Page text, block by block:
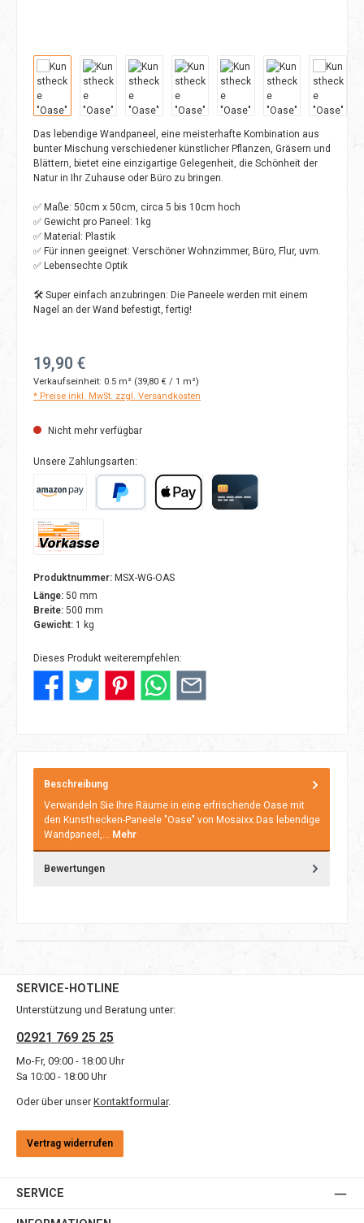
Das lebendige Wandpaneel, eine meisterhafte Kombination aus
bunter Mischung verschiedener künstlicher Pflanzen, Gräsern und
Blättern, bietet eine einzigartige Gelegenheit, die Schönheit der
Natur in Ihr Zuhause oder Büro zu bringen.
✅ Maße: 50cm x 50cm, circa 5 bis 10cm hoch
✅ Gewicht pro Paneel: 1kg
✅ Material: Plastik
✅ Für innen geeignet: Verschöner Wohnzimmer, Büro, Flur, uvm.
✅ Lebensechte Optik
🛠️ Super einfach anzubringen: Die Paneele werden mit einem
Nagel an der Wand befestigt, fertig!
Regulärer Preis:
19,90 €
Verkaufseinheit: 0.5 m² (39,80 € / 1 m²)
* Preise inkl. MwSt. zzgl. Versandkosten
Nicht mehr verfügbar
Unsere Zahlungsarten:
Produktnummer: MSX-WG-OAS
Länge: 50 mm
Breite: 500 mm
Gewicht: 1 kg
Dieses Produkt weiterempfehlen:
Beschreibung
Verwandeln Sie Ihre Räume in eine erfrischende Oase mit
den Kunsthecken-Paneele "Oase" von Mosaixx.Das lebendige
Wandpaneel,… Mehr
Bewertungen
SERVICE-HOTLINE
Unterstützung und Beratung unter:
02921 769 25 25
Mo-Fr, 09:00 - 18:00 Uhr
Sa 10:00 - 18:00 Uhr
Oder über unser Kontaktformular.
Vertrag widerrufen
SERVICE